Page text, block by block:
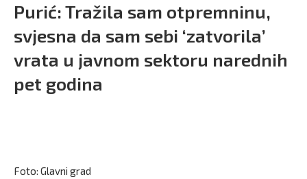
Purić: Tražila sam otpremninu,
svjesna da sam sebi ‘zatvorila’
vrata u javnom sektoru narednih
pet godina
Foto: Glavni grad